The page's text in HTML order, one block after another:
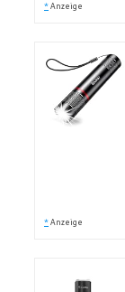
* Anzeige
* Anzeige